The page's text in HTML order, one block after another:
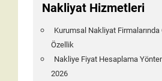
Nakliyat Hizmetleri
Kurumsal Nakliyat Firmalarında
Özellik
Nakliye Fiyat Hesaplama
2026